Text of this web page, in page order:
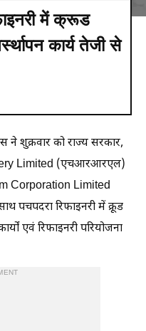
में क्रूड
कार्य तेजी से
ने शुक्रवार को राज्य सरकार,
Limited (एचआरआरएल)
Corporation Limited
पचपदरा रिफाइनरी में क्रूड
एवं रिफाइनरी परियोजना